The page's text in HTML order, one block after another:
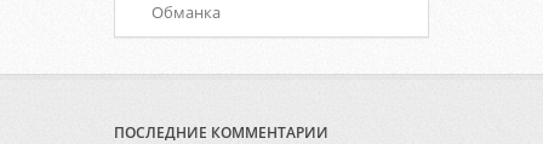
Обманка
ПОСЛЕДНИЕ КОММЕНТАРИИ